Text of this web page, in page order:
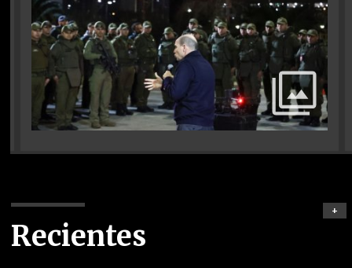
Recientes
+